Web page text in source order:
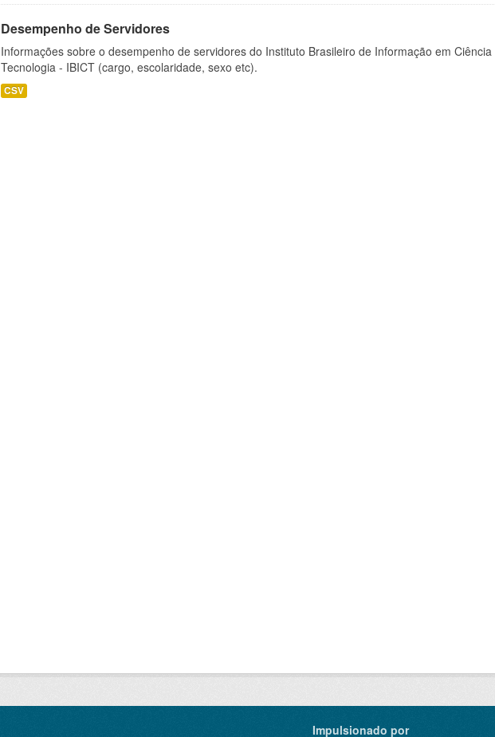
Desempenho de Servidores
Informações sobre o desempenho de servidores do Instituto Brasileiro de Informação em Ciência
Tecnologia - IBICT (cargo, escolaridade, sexo etc).
CSV
Impulsionado por